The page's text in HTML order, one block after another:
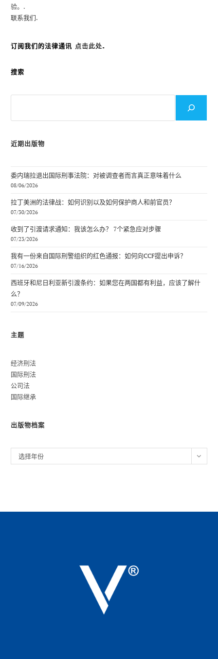
验。.
联系我们.
订阅我们的法律通讯 点击此处.
搜索
近期出版物
委内瑞拉退出国际刑事法院：对被调查者而言真正意味着什么
08/06/2026
拉丁美洲的法律战：如何识别以及如何保护商人和前官员？
07/30/2026
收到了引渡请求通知：我该怎么办？ 7个紧急应对步骤
07/23/2026
我有一份来自国际刑警组织的红色通报：如何向CCF提出申诉？
07/16/2026
西班牙和尼日利亚新引渡条约：如果您在两国都有利益，应该了解什
么？
07/09/2026
主题
经济刑法
国际刑法
公司法
国际继承
出版物档案
档
选择年份